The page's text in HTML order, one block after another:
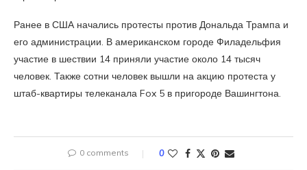
Ранее в США начались протесты против Дональда Трампа и
его администрации. В американском городе Филадельфия
участие в шествии 14 приняли участие около 14 тысяч
человек. Также сотни человек вышли на акцию протеста у
штаб-квартиры телеканала Fox 5 в пригороде Вашингтона.
0 comments 0